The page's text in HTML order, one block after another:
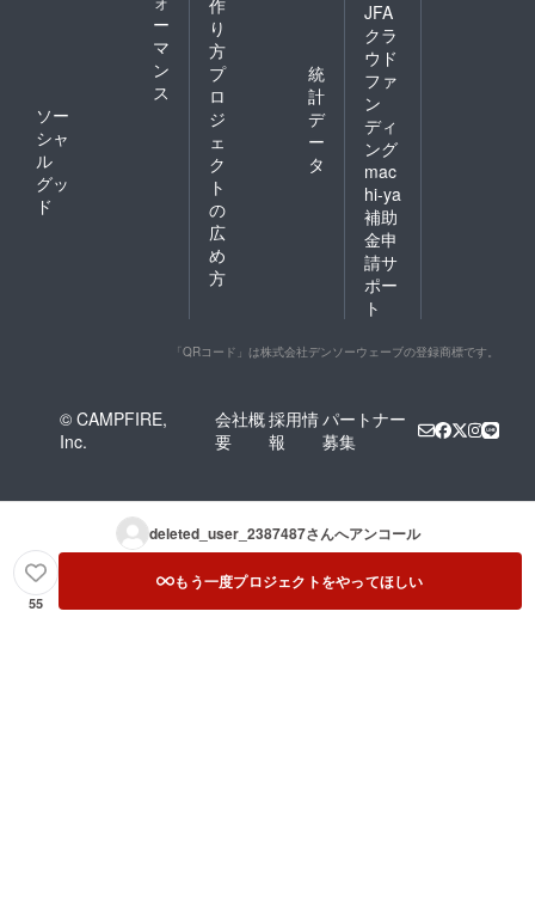
ー
マ
ン
ス
ソー
シャ
ル
グッ
ド
作
り
方
プ
ロ
ジ
ェ
ク
ト
の
広
め
方
統
計
デ
ー
タ
JFA
クラ
ウド
ファ
ン
ディ
ング
mac
hi-ya
補助
金申
請サ
ポー
ト
「QRコード」は株式会社デンソーウェーブの登録商標です。
© CAMPFIRE,
Inc.
会社概
要
採用情
報
パートナー
募集
deleted_user_2387487さんへアンコール
55
もう一度プロジェクトをやってほしい